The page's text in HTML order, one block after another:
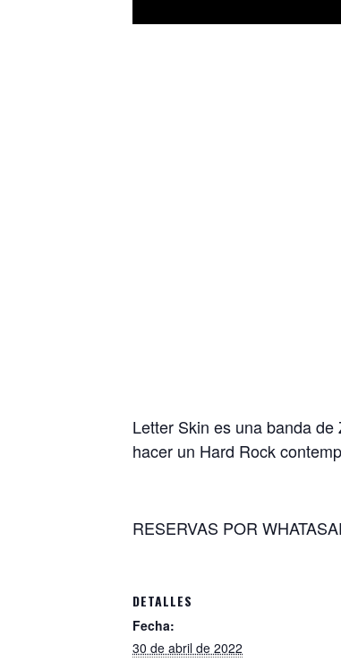
Letter Skin es una banda
hacer un Hard Rock
RESERVAS POR
DETALLES
Fecha:
30 de abril de 2022